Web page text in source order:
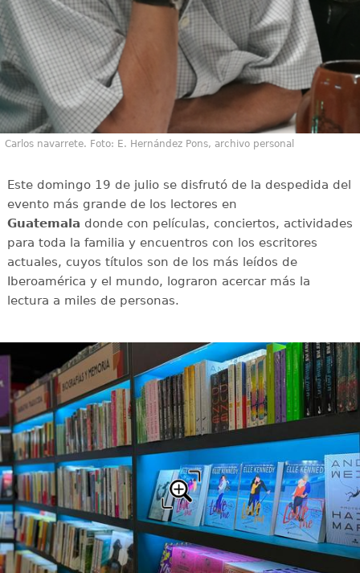
Carlos navarrete. Foto: E. Hernández Pons, archivo personal
Este domingo 19 de julio se disfrutó de la despedida del
evento más grande de los lectores en
Guatemala donde con películas, conciertos, actividades
para toda la familia y encuentros con los escritores
actuales, cuyos títulos son de los más leídos de
Iberoamérica y el mundo, lograron acercar más la
lectura a miles de personas.